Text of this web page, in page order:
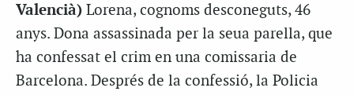
Valencià) Lorena, cognoms desconeguts, 46
anys. Dona assassinada per la seua parella, que
ha confessat el crim en una comissaria de
Barcelona. Després de la confessió, la Policia